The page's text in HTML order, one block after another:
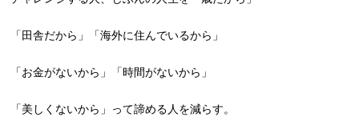
「田舎だから」「海外に住んでいるから」
「お金がないから」「時間がないから」
「美しくないから」って諦める人を減らす。